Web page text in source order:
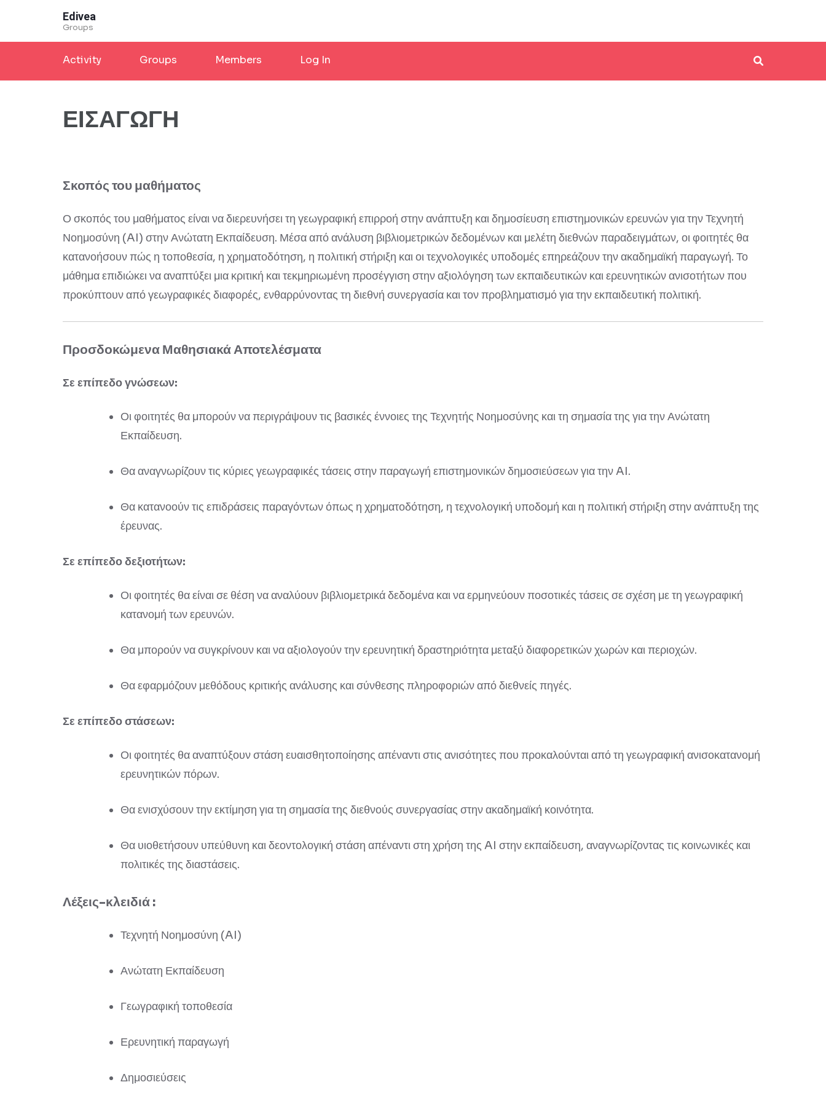
Enter)
Edivea
Groups
Activity Groups Members Log In
ΕΙΣΑΓΩΓΗ
Σκοπός του μαθήματος
Ο σκοπός του μαθήματος είναι να διερευνήσει τη γεωγραφική επιρροή στην ανάπτυξη και δημοσίευση επιστημονικών ερευνών για την Τεχνητή
Νοημοσύνη (AI) στην Ανώτατη Εκπαίδευση. Μέσα από ανάλυση βιβλιομετρικών δεδομένων και μελέτη διεθνών παραδειγμάτων, οι φοιτητές θα
κατανοήσουν πώς η τοποθεσία, η χρηματοδότηση, η πολιτική στήριξη και οι τεχνολογικές υποδομές επηρεάζουν την ακαδημαϊκή παραγωγή. Το
μάθημα επιδιώκει να αναπτύξει μια κριτική και τεκμηριωμένη προσέγγιση στην αξιολόγηση των εκπαιδευτικών και ερευνητικών ανισοτήτων που
προκύπτουν από γεωγραφικές διαφορές, ενθαρρύνοντας τη διεθνή συνεργασία και τον προβληματισμό για την εκπαιδευτική πολιτική.
Προσδοκώμενα Μαθησιακά Αποτελέσματα
Σε επίπεδο γνώσεων:
Οι φοιτητές θα μπορούν να περιγράψουν τις βασικές έννοιες της Τεχνητής Νοημοσύνης και τη σημασία της για την Ανώτατη
Εκπαίδευση.
Θα αναγνωρίζουν τις κύριες γεωγραφικές τάσεις στην παραγωγή επιστημονικών δημοσιεύσεων για την AI.
Θα κατανοούν τις επιδράσεις παραγόντων όπως η χρηματοδότηση, η τεχνολογική υποδομή και η πολιτική στήριξη στην ανάπτυξη της
έρευνας.
Σε επίπεδο δεξιοτήτων:
Οι φοιτητές θα είναι σε θέση να αναλύουν βιβλιομετρικά δεδομένα και να ερμηνεύουν ποσοτικές τάσεις σε σχέση με τη γεωγραφική
κατανομή των ερευνών.
Θα μπορούν να συγκρίνουν και να αξιολογούν την ερευνητική δραστηριότητα μεταξύ διαφορετικών χωρών και περιοχών.
Θα εφαρμόζουν μεθόδους κριτικής ανάλυσης και σύνθεσης πληροφοριών από διεθνείς πηγές.
Σε επίπεδο στάσεων:
Οι φοιτητές θα αναπτύξουν στάση ευαισθητοποίησης απέναντι στις ανισότητες που προκαλούνται από τη γεωγραφική ανισοκατανομή
ερευνητικών πόρων.
Θα ενισχύσουν την εκτίμηση για τη σημασία της διεθνούς συνεργασίας στην ακαδημαϊκή κοινότητα.
Θα υιοθετήσουν υπεύθυνη και δεοντολογική στάση απέναντι στη χρήση της AI στην εκπαίδευση, αναγνωρίζοντας τις κοινωνικές και
πολιτικές της διαστάσεις.
Λέξεις-κλειδιά :
Τεχνητή Νοημοσύνη (AI)
Ανώτατη Εκπαίδευση
Γεωγραφική τοποθεσία
Ερευνητική παραγωγή
Δημοσιεύσεις